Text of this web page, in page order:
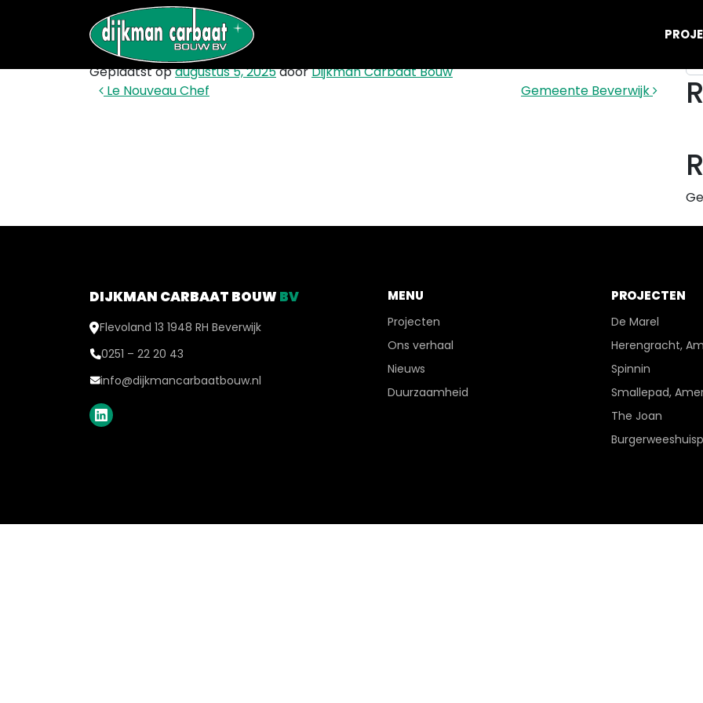
HofmanDujardin
Geplaatst opaugustus 5, 2025doorDijkman Carbaat Bouw
Bericht navigatie
Le Nouveau Chef Gemeente Beverwijk
DIJKMAN CARBAAT BOUW BV
Flevoland 13 1948 RH Beverwijk
0251 – 22 20 43
info@dijkmancarbaatbouw.nl
MENU
Projecten
Ons verhaal
Nieuws
Duurzaamheid
PROJECTEN
De Marel
Herengracht,
Spinnin
Smallepad,
The Joan